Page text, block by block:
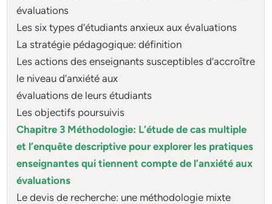
évaluations
Les six types d’étudiants anxieux aux évaluations
La stratégie pédagogique: définition
Les actions des enseignants susceptibles d’accroître
le niveau d’anxiété aux
évaluations de leurs étudiants
Les objectifs poursuivis
Chapitre 3 Méthodologie: L’étude de cas multiple
et l’enquête descriptive pour explorer les pratiques
enseignantes qui tiennent compte de l’anxiété aux
évaluations
Le devis de recherche: une méthodologie mixte